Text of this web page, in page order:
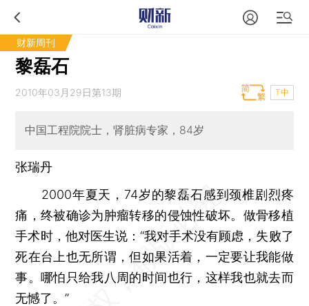
财新周刊
黎磊石
2010年03月29日第13期 T中
中国工程院院士，肾脏病专家，84岁
张瑞丹
2000年夏天，74岁的黎磊石感到颈椎剧烈疼
痛，终被确诊为肿瘤转移的侵蚀性破坏。做骨移植
手术时，他对医生说：“我对手术没有顾虑，失败了
死在台上也无所谓，但如果活着，一定要让我能做
事。哪怕只给我八周的时间也行，这样我也就去而
无憾了。”